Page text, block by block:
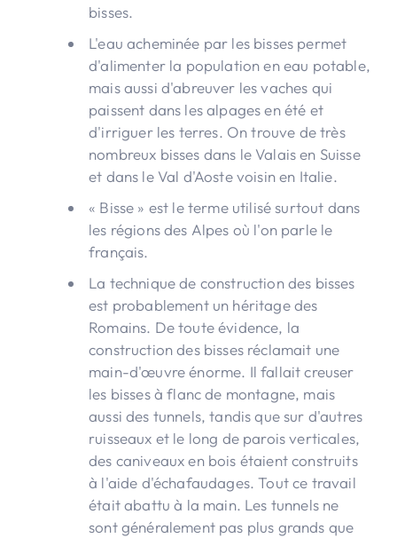
bisses.
L'eau acheminée par les bisses permet
d'alimenter la population en eau potable,
mais aussi d'abreuver les vaches qui
paissent dans les alpages en été et
d'irriguer les terres. On trouve de très
nombreux bisses dans le Valais en Suisse
et dans le Val d'Aoste voisin en Italie.
« Bisse » est le terme utilisé surtout dans
les régions des Alpes où l'on parle le
français.
La technique de construction des bisses
est probablement un héritage des
Romains. De toute évidence, la
construction des bisses réclamait une
main-d'œuvre énorme. Il fallait creuser
les bisses à flanc de montagne, mais
aussi des tunnels, tandis que sur d'autres
ruisseaux et le long de parois verticales,
des caniveaux en bois étaient construits
à l'aide d'échafaudages. Tout ce travail
était abattu à la main. Les tunnels ne
sont généralement pas plus grands que